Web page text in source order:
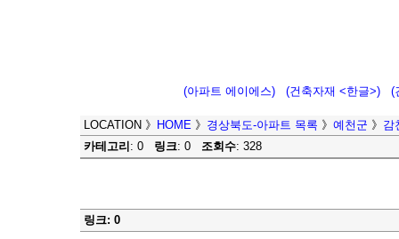
(아파트 에이에스) (건축자재 <한글>) (
LOCATION 》 HOME 》 경상북도-아파트 목록 》 예천군 》 감
카테고리 : 0 링크: 0 조회수: 328
링크: 0